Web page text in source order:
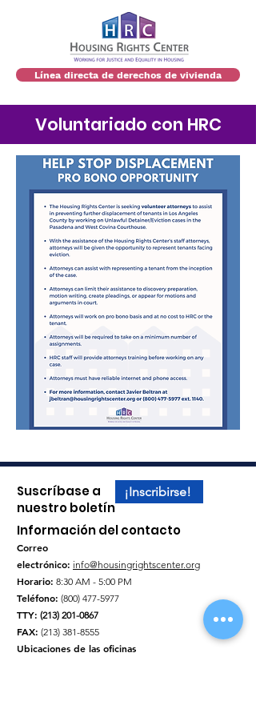
Línea directa de derechos de vivienda
Voluntariado con HRC
Suscríbase a
nuestro boletín
¡Inscribirse!
Información del contacto
Correo
electrónico: info@housingrightscenter.org
Horario: 8:30 AM - 5:00 PM
Teléfono: (800) 477-5977
TTY: (213) 201-0867
FAX: (213) 381-8555
Ubicaciones de las oficinas